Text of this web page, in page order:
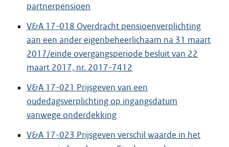
partnerpensioen
V&A 17-018 Overdracht pensioenverplichting
aan een ander eigenbeheerlichaam na 31 maart
2017/einde overgangsperiode besluit van 22
maart 2017, nr. 2017-7412
V&A 17-021 Prijsgeven van een
oudedagsverplichting op ingangsdatum
vanwege onderdekking
V&A 17-023 Prijsgeven verschil waarde in het